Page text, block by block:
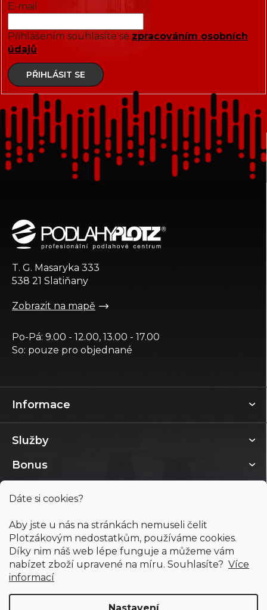
Dáte si cookies?
Aby jste u nás na stránkách nemuseli čelit
Plotzákovým nedostatkům, používáme cookies.
Díky nim náš web lépe funguje a můžeme vám
nabízet zboží upravené na míru. Souhlasíte? Více
informací
E-mail
Přihlášením souhlasíte se zpracováním osobních
údajů
PŘIHLÁSIT SE
Informace
Služby
Bonus
T. G. Masaryka 333
538 21 Slatiňany
Zobrazit na mapě
Po-Pá: 9.00 - 12.00, 13.00 - 17.00
So: pouze pro objednané